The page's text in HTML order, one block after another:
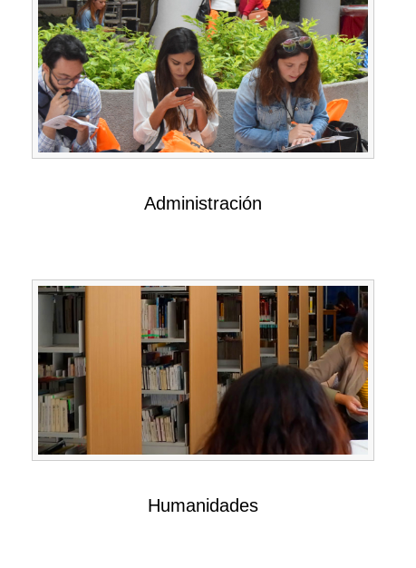
Administración
Humanidades